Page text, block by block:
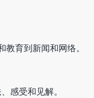
育到新闻和网络。
感受和见解。